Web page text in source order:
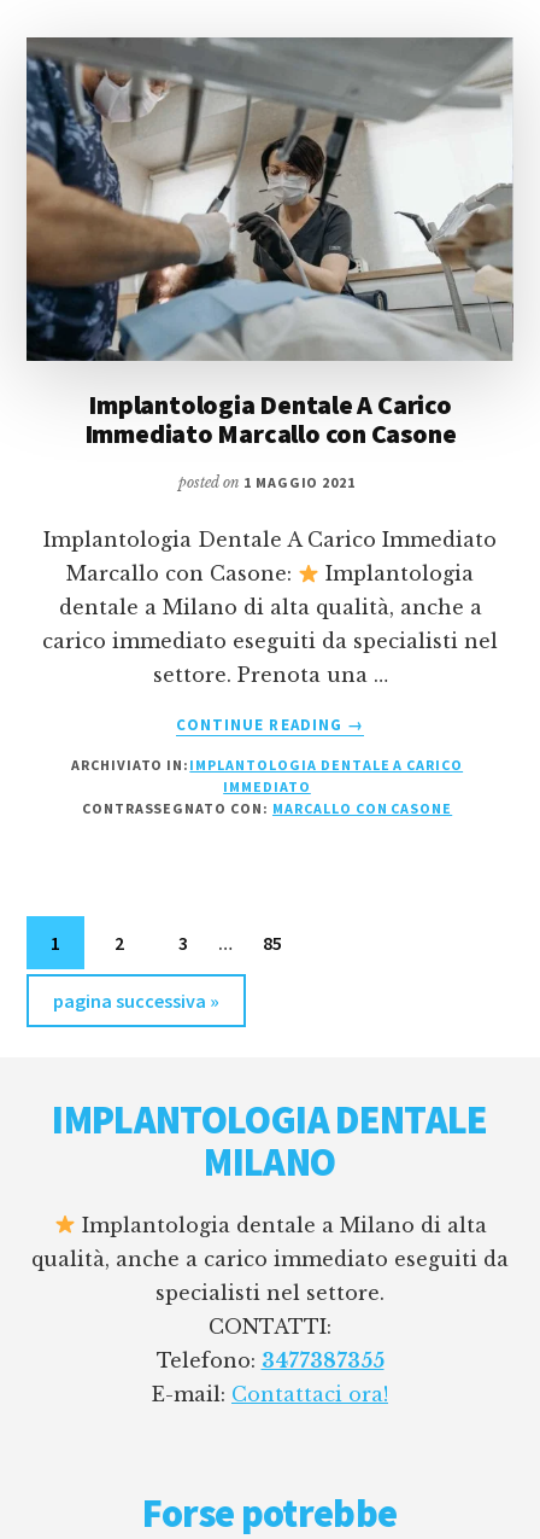
Implantologia Dentale A Carico
Immediato Marcallo con Casone
posted on 1 MAGGIO 2021
Implantologia Dentale A Carico Immediato
Marcallo con Casone:
Implantologia
dentale a Milano di alta qualità, anche a
carico immediato eseguiti da specialisti nel
settore. Prenota una …
CONTINUE READING
INFOIMPLANTOLOGIA
A
→
ARCHIVIATO IN: IMPLANTOLOGIA DENTALE A CARICO
IMMEDIATO
CONTRASSEGNATO CON: MARCALLO CON CASONE
Pagina
1 Pagina
2 Pagina
3
Pagine
omesse
… Pagina
85
Vai
alla
pagina successiva »
IMPLANTOLOGIA DENTALE
MILANO
Implantologia dentale a Milano di alta
qualità, anche a carico immediato eseguiti da
specialisti nel settore.
CONTATTI:
Telefono: 3477387355
E-mail: Contattaci ora!
Forse potrebbe